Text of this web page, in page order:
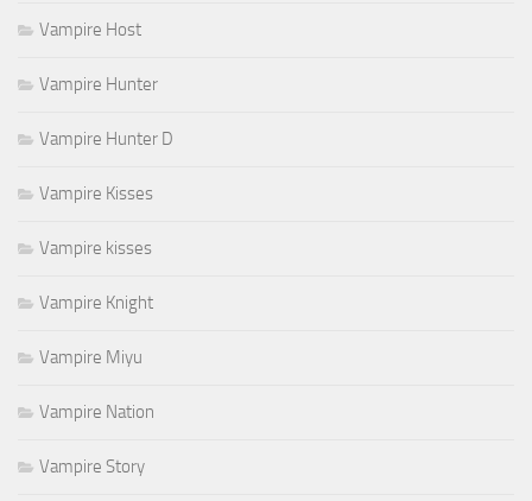
Vampire Host
Vampire Hunter
Vampire Hunter D
Vampire Kisses
Vampire kisses
Vampire Knight
Vampire Miyu
Vampire Nation
Vampire Story